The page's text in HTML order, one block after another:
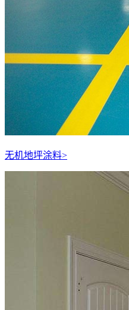
无机地坪涂料>